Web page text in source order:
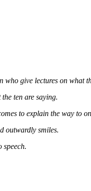
who give lectures on what
ten are saying.
to explain the way to
outwardly smiles.
speech.